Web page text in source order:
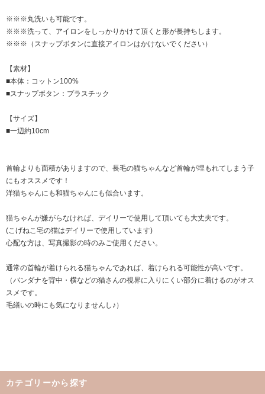
※※※丸洗いも可能です。
※※※洗って、アイロンをしっかりかけて頂くと形が長持ちします。
※※※（スナップボタンに直接アイロンはかけないでください）
【素材】
■本体：コットン100%
■スナップボタン：プラスチック
【サイズ】
■一辺約10cm
首輪よりも面積がありますので、長毛の猫ちゃんなど首輪が埋もれてしまう子
にもオススメです！
洋猫ちゃんにも和猫ちゃんにも似合います。
猫ちゃんが嫌がらなければ、デイリーで使用して頂いても大丈夫です。
(こげねこ宅の猫はデイリーで使用しています)
心配な方は、写真撮影の時のみご使用ください。
通常の首輪が着けられる猫ちゃんであれば、着けられる可能性が高いです。
（バンダナを背中・横などの猫さんの視界に入りにくい部分に着けるのがオス
スメです。
毛繕いの時にも気になりませんし♪）
カテゴリーから探す